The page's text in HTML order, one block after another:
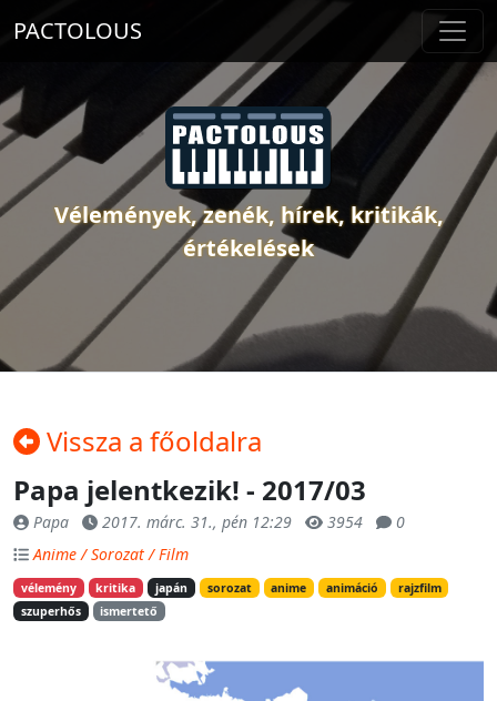
PACTOLOUS
Vélemények, zenék, hírek, kritikák,
értékelések
Vissza a főoldalra
Papa jelentkezik! - 2017/03
Papa 2017. márc. 31., pén 12:29 3954
0
Anime / Sorozat / Film
vélemény kritika japán sorozat anime animáció
rajzfilm
szuperhős
ismertető